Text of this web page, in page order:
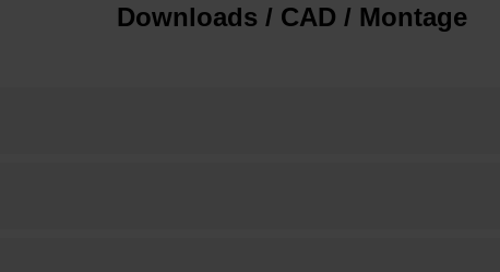
Downloads / CAD / Montage